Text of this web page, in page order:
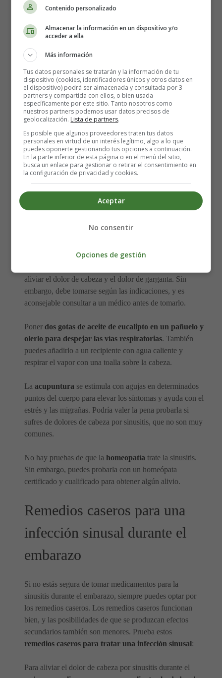
también otras pruebas.
¿Puede la sinusitis durante el
embarazo perjudicar al bebé?
Una infección de los senos nasales no perjudicará al
bebé, pero sí te causará molestias a ti. Asegúrate de tomar
suficientes suplementos vitamínicos, descansar bien y
mantener una dieta saludable para recuperarte pronto si
tienes una infección sinusal.
En algunos casos, la sinusitis puede necesitar tratamiento.
En la siguiente sección del artículo, compartimos algunas
opciones de tratamiento, terapias y remedios
disponibles para las mujeres embarazadas.
Tratamiento y terapias de la sinusitis
en el embarazo
paracetamol es un medicamento para la sinusitis
aliviar el dolor de cabeza y el dolor de garganta. Sin
embargo, debe tomarse según las indicaciones, y es
aconsejable consultar a un médico antes de tomarlo.
Poner dos gotas de aceite de eucalipto en un pañuelo y
olerlo para despejar las vías respiratorias. También
puedes añadirlo a un recipiente con agua caliente y
respirar el vapor con una toalla sobre la cabeza.
La acupuntura se estimula con agujas en determinados
puntos del cuerpo para elevar los síntomas y ayuda con el
estrés y las migrañas. Podría valer la pena probarla si
sufres de dolores de cabeza por sinusitis, que no son muy
comunes.
No hay pruebas de que la homeopatía trate la sinusitis.
Sin embargo, puedes probarla con un homeópata
certificado y cualificado para obtener algún alivio.
Remedios caseros para una
infección sinusal durante el
embarazo
Si no estás segura de tomar medicamentos para la
sinusitis durante el embarazo, siempre puedes optar por
los remedios caseros. Los remedios caseros funcionan
bien, y las posibilidades de que se produzcan efectos
secundarios también son menores. Prueba estos
remedios caseros para tratar una infección sinusal:
Para aliviar el dolor de cabeza por sinusitis durante el
Contenido personalizado
Almacenar la información en un dispositivo y/o
acceder a ella
Más información
Tus datos personales se tratarán y la información de tu
dispositivo (cookies, identificadores únicos y otros datos en
el dispositivo) podrá ser almacenada y consultada por 3
partners y compartida con ellos, o bien usada
específicamente por este sitio. Tanto nosotros como
nuestros partners podemos usar datos precisos de
geolocalización. Lista de partners.
Es posible que algunos proveedores traten tus datos
personales en virtud de un interés legítimo, algo a lo que
puedes oponerte gestionando tus opciones a continuación.
En la parte inferior de esta página o en el menú del sitio,
busca un enlace para gestionar o retirar el consentimiento en
la configuración de privacidad y cookies.
Aceptar
No consentir
Opciones de gestión